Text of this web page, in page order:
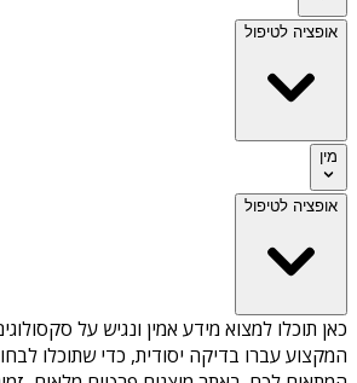
אופציה לטיפול
מין
אופציה לטיפול
כאן תוכלו למצוא מידע אמין ונגיש על
המקצוע עברו בדיקה יסודית, כדי שתוכלו